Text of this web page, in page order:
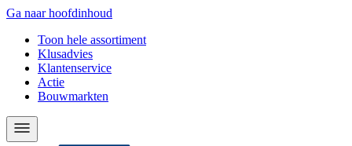
Ga naar hoofdinhoud
Toon hele assortiment
Klusadvies
Klantenservice
Actie
Bouwmarkten